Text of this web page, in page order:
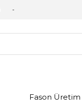
Fason Üretim